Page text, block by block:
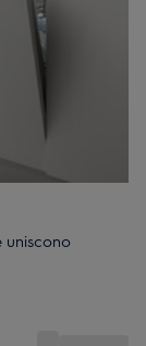
uniscono
in